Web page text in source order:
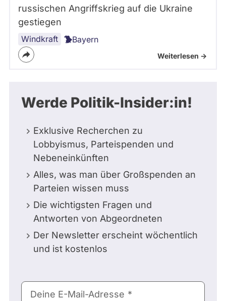
russischen Angriffskrieg auf die Ukraine
gestiegen
Windkraft Bayern
Weiterlesen ->
Werde Politik-Insider:in!
Exklusive Recherchen zu
Lobbyismus, Parteispenden und
Nebeneinkünften
Alles, was man über Großspenden an
Parteien wissen muss
Die wichtigsten Fragen und
Antworten von Abgeordneten
Der Newsletter erscheint wöchentlich
und ist kostenlos
E-
Deine E-Mail-Adresse